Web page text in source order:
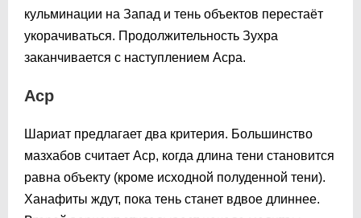
кульминации на Запад и тень объектов перестаёт
укорачиваться. Продолжительность Зухра
заканчивается с наступлением Асра.
Аср
Шариат предлагает два критерия. Большинство
мазхабов считает Аср, когда длина тени становится
равна объекту (кроме исходной полуденной тени).
Ханафиты ждут, пока тень станет вдвое длиннее.